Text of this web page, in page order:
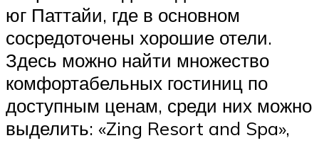
юг Паттайи, где в основном
сосредоточены хорошие отели.
Здесь можно найти множество
комфортабельных гостиниц по
доступным ценам, среди них можно
выделить: «Zing Resort and Spa»,